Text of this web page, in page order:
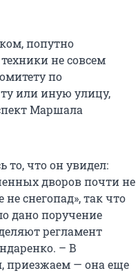
попутно
не совсем
по
или иную улицу,
Маршала
то, что он увидел:
дворов почти не
снегопад», так что
дано поручение
регламент
– В
приезжаем — она еще